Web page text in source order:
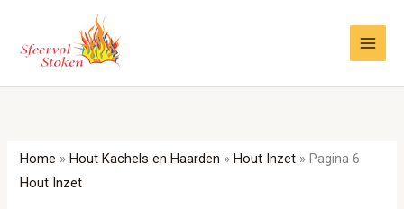
inhoud
Home » Hout Kachels en Haarden » Hout Inzet » Pagina 6
Hout Inzet